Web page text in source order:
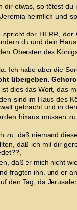
dir etwas, so tötest
heimlich und
der HERR,
du und dein
Obersten des
Ich habe aber die
übergeben.
dies das Wort, das
sind im Haus des
gebracht und in
hinaus müssen
zu, daß niemand
daß ich mit dir
daß er mich nicht
fragten ihn, und er
den Tag, da